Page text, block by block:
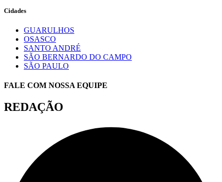
Cidades
GUARULHOS
OSASCO
SANTO ANDRÉ
SÃO BERNARDO DO CAMPO
SÃO PAULO
FALE COM NOSSA EQUIPE
REDAÇÃO